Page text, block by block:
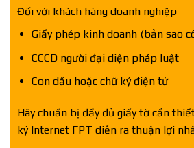
Đối với khách hàng doanh nghiệp
Giấy phép kinh doanh (bản sao
CCCD người đại diện pháp luật
Con dấu hoặc chữ ký điện tử
Hãy chuẩn bị đầy đủ giấy tờ cần
ký Internet FPT diễn ra thuận lợi